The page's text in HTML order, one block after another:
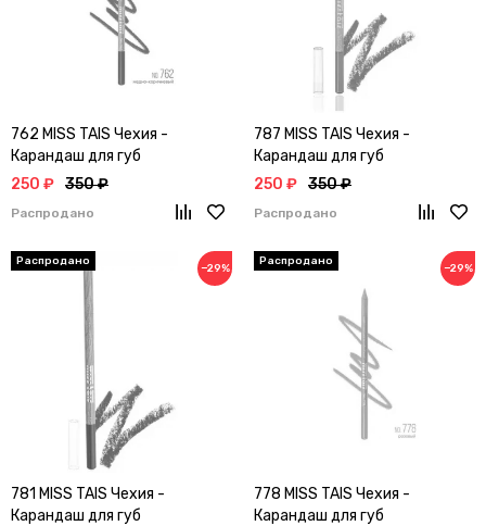
762 MISS TAIS Чехия -
Карандаш для губ
250 ₽ 350 ₽
Распродано
787 MISS TAIS Чехия -
Карандаш для губ
250 ₽ 350 ₽
Распродано
−29%
781 MISS TAIS Чехия -
Карандаш для губ
−29%
778 MISS TAIS Чехия -
Карандаш для губ